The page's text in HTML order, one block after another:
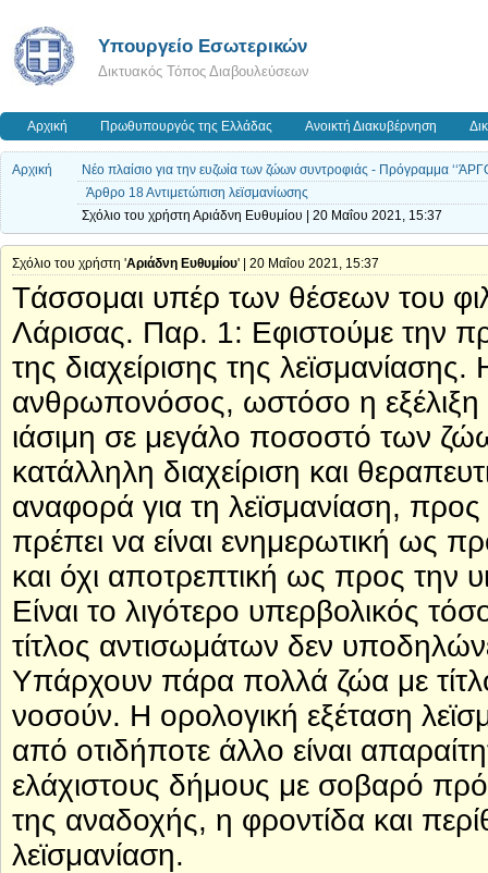
Υπουργείο Εσωτερικών
Δικτυακός Τόπος Διαβουλεύσεων
Αρχική Πρωθυπουργός της Ελλάδας Ανοικτή Διακυβέρνηση
Αρχική
Νέο πλαίσιο για την ευζωία των ζώων συντροφιάς - Πρόγραμμα
Άρθρο 18 Αντιμετώπιση λεϊσμανίωσης
Σχόλιο του χρήστη Αριάδνη Ευθυμίου | 20 Μαΐου 2021, 15:37
Σχόλιο του χρήστη 'Αριάδνη Ευθυμίου' | 20 Μαΐου 2021, 15:37
Tάσσομαι υπέρ των θέσεων του
Λάρισας. Παρ. 1: Εφιστούμε την
της διαχείρισης της
ανθρωπονόσος, ωστόσο η εξέλιξη
ιάσιμη σε μεγάλο ποσοστό των
κατάλληλη διαχείριση και
αναφορά για τη λεϊσμανίαση,
πρέπει να είναι ενημερωτική ως
και όχι αποτρεπτική ως προς την
Είναι το λιγότερο υπερβολικός
τίτλος αντισωμάτων δεν
Υπάρχουν πάρα πολλά ζώα με
νοσούν. Η ορολογική εξέταση
από οτιδήποτε άλλο είναι
ελάχιστους δήμους με σοβαρό
της αναδοχής, η φροντίδα και
λεϊσμανίαση.